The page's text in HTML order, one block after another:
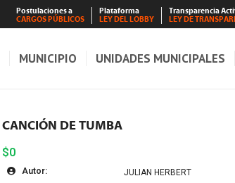
Postulaciones a
CARGOS PÚBLICOS
Plataforma
LEY DEL LOBBY
Transparencia
LEY DE
MUNICIPIO UNIDADES MUNICIPALES
CANCIÓN DE TUMBA
$0
Autor: JULIAN HERBERT